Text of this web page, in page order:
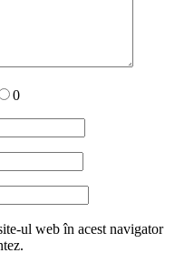
0
ul web în acest navigator